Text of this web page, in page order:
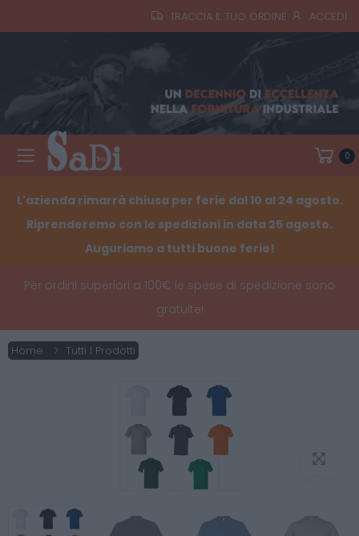
TRACCIA IL TUO ORDINE ACCEDI
Toggle mobile menu 0
L'azienda rimarrà chiusa per ferie dal 10 al 24 agosto.
Riprenderemo con le spedizioni in data 25 agosto.
Auguriamo a tutti buone ferie!
Per ordini superiori a 100€ le spese di spedizione sono
gratuite!
Home Tutti I Prodotti